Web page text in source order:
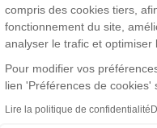
compris des cookies tiers,
fonctionnement du site,
analyser le trafic et optimiser
Pour modifier vos
lien 'Préférences de cookies'
Lire la politique de confidentialité
FR94844751461.
Services EMEA
et le